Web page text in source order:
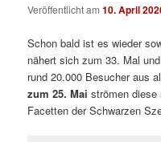
Veröffentlicht am10. April
Schon bald ist es wieder
nähert sich zum 33. Mal
rund 20.000 Besucher aus
zum 25. Mai strömen diese
Facetten der Schwarzen